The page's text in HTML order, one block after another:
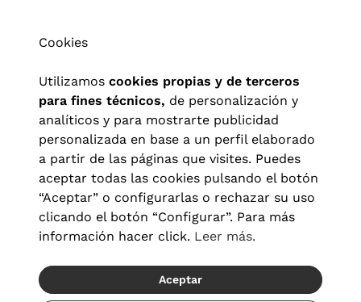
Aviso legal|Política de privacidad|Términos y condiciones
Cookies
Utilizamos cookies propias y de terceros
para fines técnicos, de personalización y
analíticos y para mostrarte publicidad
personalizada en base a un perfil elaborado
a partir de las páginas que visites. Puedes
aceptar todas las cookies pulsando el botón
“Aceptar” o configurarlas o rechazar su uso
clicando el botón “Configurar”. Para más
información hacer click. Leer más.
Aceptar